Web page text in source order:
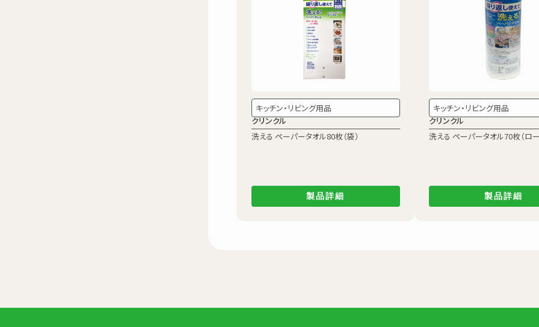
キッチン・リビング用品
クリンクル
洗える ペーパータオル80枚（袋）
製品詳細
キッチン・リビング用品
クリンクル
洗える ペーパータオル70枚（ロ
製品詳細